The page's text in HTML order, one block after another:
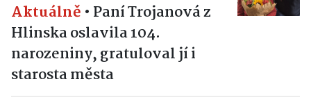
Aktuálně • Paní Trojanová z
Hlinska oslavila 104.
narozeniny, gratuloval jí i
starosta města